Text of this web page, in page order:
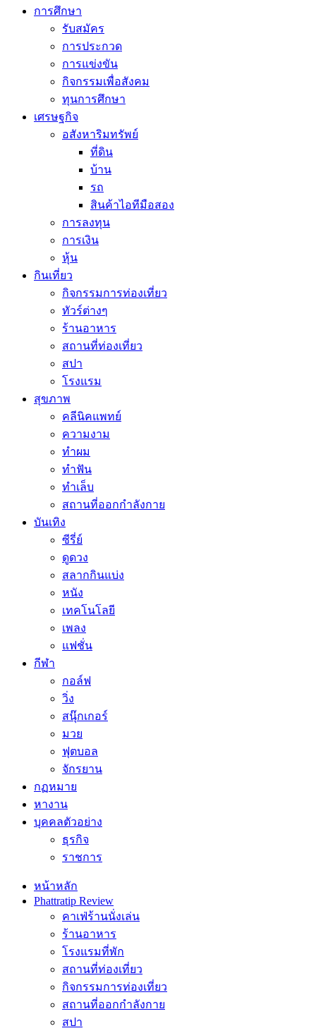
การศึกษา
รับสมัคร
การประกวด
การแข่งขัน
กิจกรรมเพื่อสังคม
ทุนการศึกษา
เศรษฐกิจ
อสังหาริมทรัพย์
ที่ดิน
บ้าน
รถ
สินค้าไอทีมือสอง
การลงทุน
การเงิน
หุ้น
กินเที่ยว
กิจกรรมการท่องเที่ยว
ทัวร์ต่างๆ
ร้านอาหาร
สถานที่ท่องเที่ยว
สปา
โรงแรม
สุขภาพ
คลีนิคแพทย์
ความงาม
ทำผม
ทำฟัน
ทำเล็บ
สถานที่ออกกำลังกาย
บันเทิง
ซีรี่ย์
ดูดวง
สลากกินแบ่ง
หนัง
เทคโนโลยี
เพลง
แฟชั่น
กีฬา
กอล์ฟ
วิ่ง
สนุ๊กเกอร์
มวย
ฟุตบอล
จักรยาน
กฏหมาย
หางาน
บุคคลตัวอย่าง
ธุรกิจ
ราชการ
หน้าหลัก
Phattratip Review
คาเฟ่ร้านนั่งเล่น
ร้านอาหาร
โรงแรมที่พัก
สถานที่ท่องเที่ยว
กิจกรรมการท่องเที่ยว
สถานที่ออกกำลังกาย
สปา